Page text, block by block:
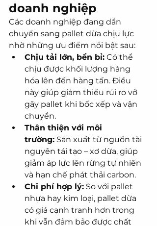
doanh nghiệp
Các doanh nghiệp đang dần
chuyển sang pallet dừa chịu lực
nhờ những ưu điểm nổi bật sau:
Chịu tải lớn, bền bỉ: Có thể
chịu được khối lượng hàng
hóa lên đến hàng tấn. Điều
này giúp giảm thiểu rủi ro vỡ
gãy pallet khi bốc xếp và vận
chuyển.
Thân thiện với môi
trường: Sản xuất từ nguồn tài
nguyên tái tạo – xơ dừa, giúp
giảm áp lực lên rừng tự nhiên
và hạn chế phát thải carbon.
Chi phí hợp lý: So với pallet
nhựa hay kim loại, pallet dừa
có giá cạnh tranh hơn trong
khi vẫn đảm bảo được chất